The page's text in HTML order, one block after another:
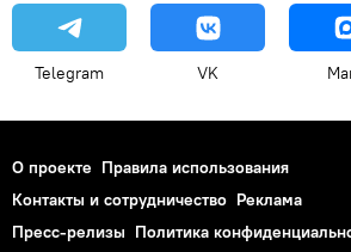
Telegram VK
О проекте Правила использования
Контакты и сотрудничество Реклама
Пресс-релизы Политика